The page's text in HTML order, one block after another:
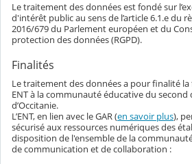
Le traitement des données est fondé sur
d'intérêt public au sens de l’article 6.1.e du
2016/679 du Parlement européen et du
protection des données (RGPD).
Finalités
Le traitement des données a pour finalité
ENT à la communauté éducative du second
d’Occitanie.
L’ENT, en lien avec le GAR (en savoir plus),
sécurisé aux ressources numériques des
disposition de l'ensemble de la
de communication et de collaboration :